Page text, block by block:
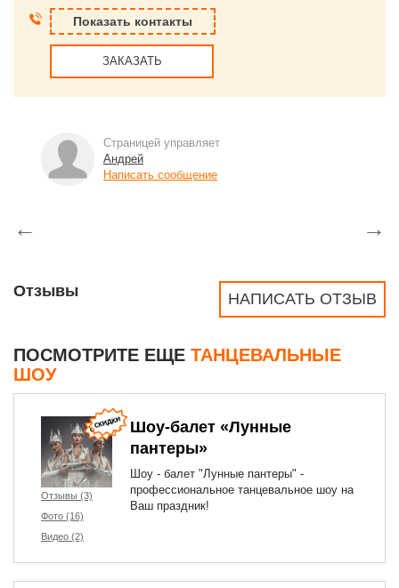
Показать контакты
ЗАКАЗАТЬ
Страницей управляет
Андрей
Написать сообщение
← →
НАПИСАТЬ ОТЗЫВ
Отзывы
ПОСМОТРИТЕ ЕЩЕ ТАНЦЕВАЛЬНЫЕ
ШОУ
Отзывы (3)
Фото (16)
Видео (2)
Шоу-балет «Лунные
пантеры»
Шоу - балет "Лунные пантеры" -
профессиональное танцевальное шоу на
Ваш праздник!